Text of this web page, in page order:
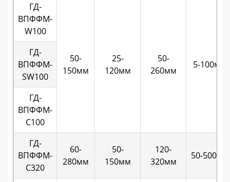
ГД-
ВПФФМ-
W100
50-
150мм
25-
120мм
50-
260мм
5-100мл
ГД-
ВПФФМ-
SW100
ГД-
ВПФФМ-
С100
ГД-
ВПФФМ-
С320
60-
280мм
50-
150мм
120-
320мм
50-500мл